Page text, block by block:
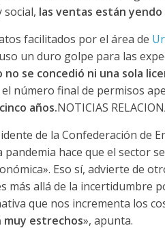
social, las ventas están yendo
facilitados por el área de
un duro golpe para las
no se concedió ni una sola
número final de permisos
años.NOTICIAS
de la Confederación de
pandemia hace que el sector
Eso sí, advierte de
más allá de la incertidumbre
que nos incrementa los
muy estrechos», apunta.